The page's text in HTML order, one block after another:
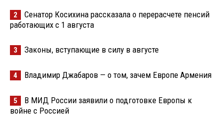
2
Сенатор Косихина рассказала о перерасчете пенсий
работающих с 1 августа
3 Законы, вступающие в силу в августе
4 Владимир Джабаров — о том, зачем Европе Армения
5
В МИД России заявили о подготовке Европы к
войне с Россией